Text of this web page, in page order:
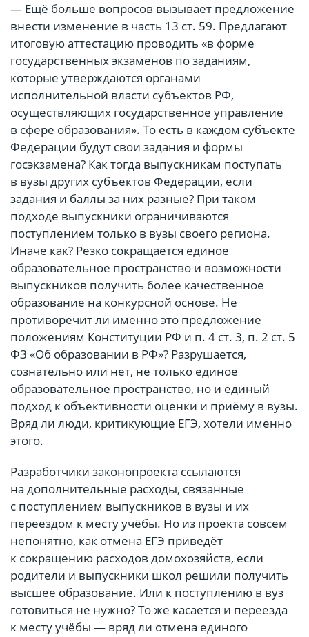
— Ещё больше вопросов вызывает предложение
внести изменение в часть 13 ст. 59. Предлагают
итоговую аттестацию проводить «в форме
государственных экзаменов по заданиям,
которые утверждаются органами
исполнительной власти субъектов РФ,
осуществляющих государственное управление
в сфере образования». То есть в каждом субъекте
Федерации будут свои задания и формы
госэкзамена? Как тогда выпускникам поступать
в вузы других субъектов Федерации, если
задания и баллы за них разные? При таком
подходе выпускники ограничиваются
поступлением только в вузы своего региона.
Иначе как? Резко сокращается единое
образовательное пространство и возможности
выпускников получить более качественное
образование на конкурсной основе. Не
противоречит ли именно это предложение
положениям Конституции РФ и п. 4 ст. 3, п. 2 ст. 5
ФЗ «Об образовании в РФ»? Разрушается,
сознательно или нет, не только единое
образовательное пространство, но и единый
подход к объективности оценки и приёму в вузы.
Вряд ли люди, критикующие ЕГЭ, хотели именно
этого.
Разработчики законопроекта ссылаются
на дополнительные расходы, связанные
с поступлением выпускников в вузы и их
переездом к месту учёбы. Но из проекта совсем
непонятно, как отмена ЕГЭ приведёт
к сокращению расходов домохозяйств, если
родители и выпускники школ решили получить
высшее образование. Или к поступлению в вуз
готовиться не нужно? То же касается и переезда
к месту учёбы — вряд ли отмена единого